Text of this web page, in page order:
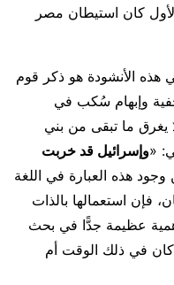
كان استيطان مصر
الأنشودة هو ذكر قوم
وإبهام سُكب في
يغرق ما تبقى من بني
«وإسرائيل قد خربت
هذه العبارة في اللغة
فإن استعمالها بالذات
أهمية عظيمة جدًّا في بحث
في ذلك الوقت أم